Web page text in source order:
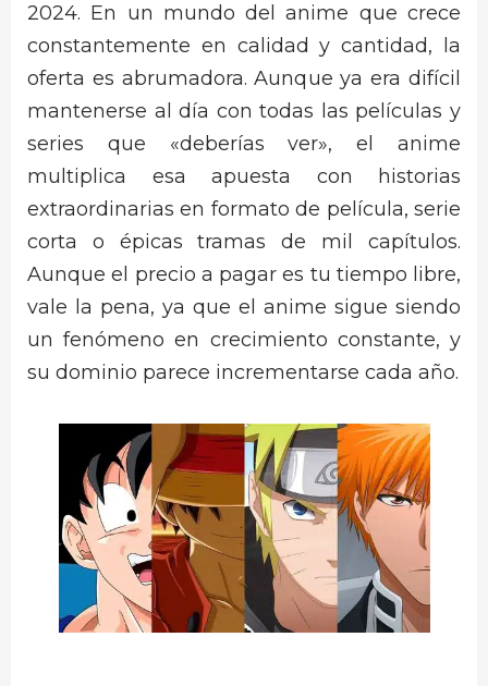
2024. En un mundo del anime que crece
constantemente en calidad y cantidad, la
oferta es abrumadora. Aunque ya era difícil
mantenerse al día con todas las películas y
series que «deberías ver», el anime
multiplica esa apuesta con historias
extraordinarias en formato de película, serie
corta o épicas tramas de mil capítulos.
Aunque el precio a pagar es tu tiempo libre,
vale la pena, ya que el anime sigue siendo
un fenómeno en crecimiento constante, y
su dominio parece incrementarse cada año.